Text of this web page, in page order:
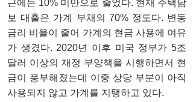
근에는 10% 미만으로 줄었다. 현재 주택담
보 대출은 가계 부채의 70% 정도다. 변동
금리 비율이 줄어 가계의 현금 사용에 여유
가 생겼다. 2020년 이후 미국 정부가 5조
달러 이상의 재정 부양책을 시행하면서 현
금이 풍부해졌는데 이중 상당 부분이 아직
사용되지 않고 가계를 지탱하고 있다.